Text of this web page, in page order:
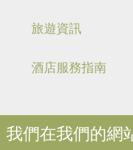
旅遊資訊
酒店服務指南
我們在我們的